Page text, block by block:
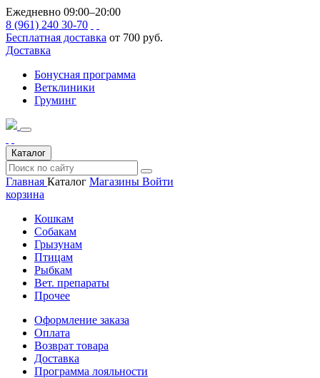
Ежедневно 09:00–20:00
8 (961) 240 30-70
Бесплатная доставка от 700 руб.
Доставка
Бонусная программа
Ветклиники
Груминг
Каталог
Главная Каталог Магазины Войти
корзина
Кошкам
Собакам
Грызунам
Птицам
Рыбкам
Вет. препараты
Прочее
Оформление заказа
Оплата
Возврат товара
Доставка
Программа лояльности